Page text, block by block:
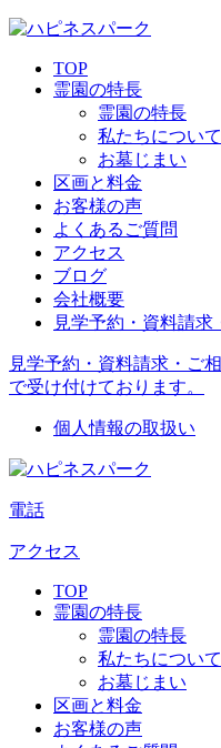
TOP
霊園の特長
霊園の特長
私たちについて
お墓じまい
区画と料金
お客様の声
よくあるご質問
アクセス
ブログ
会社概要
見学予約・資料請求
見学予約・資料請求・ご
で受け付けております。
個人情報の取扱い
電話
アクセス
TOP
霊園の特長
霊園の特長
私たちについて
お墓じまい
区画と料金
お客様の声